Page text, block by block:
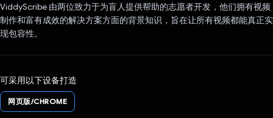
ViddyScribe 由两位致力于为盲人提供帮助的志愿者开发，他们拥有视频
制作和富有成效的解决方案方面的背景知识，旨在让所有视频都能真正实
现包容性。
可采用以下设备打造
网页版/CHROME